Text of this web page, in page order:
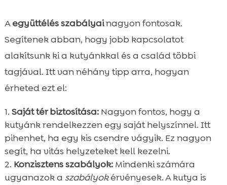
Aegyüttélés szabályainagyon fontosak.
Segítenek abban, hogy jobb kapcsolatot
alakítsunk ki a kutyánkkal és a család többi
tagjával. Itt van néhány tipp arra, hogyan
érheted ezt el:
Saját tér biztosítása:Nagyon fontos, hogy a
kutyánk rendelkezzen egy saját helyszínnel. Itt
pihenhet, ha egy kis csendre vágyik. Ez nagyon
segít, ha vitás helyzeteket kell kezelni.
Konzisztens szabályok:Mindenki számára
ugyanazok a szabályokérvényesek. A kutya is